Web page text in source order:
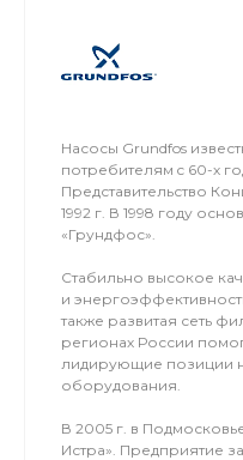
Насосы Grundfos
потребителям c 60-х
Представительство
1992 г. В 1998 году
«Грундфос».
Стабильно высокое
и
также развитая сеть
регионах России
лидирующие позиции
оборудования.
В 2005 г. в
Истра». Предприятие